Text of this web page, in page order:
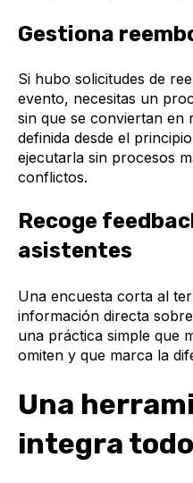
Gestiona
Si hubo solicitudes de
evento, necesitas un
sin que se conviertan en
definida desde el
ejecutarla sin procesos
conflictos.
Recoge
asistentes
Una encuesta corta al
información directa
una práctica simple que
omiten y que marca la
Una
integra